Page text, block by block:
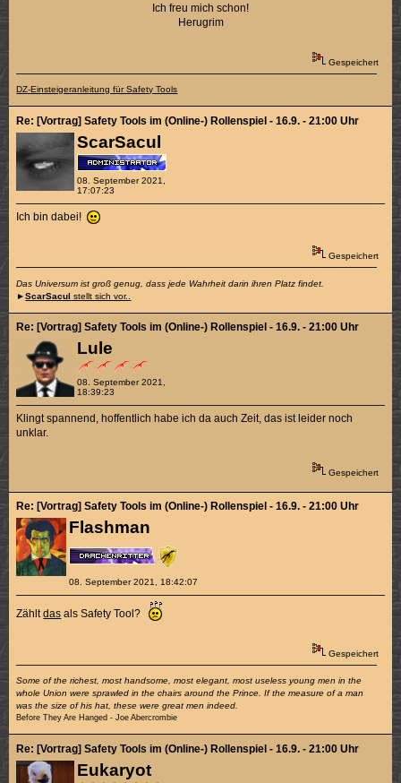
Ich freu mich schon!
Herugrim
Gespeichert
DZ-Einsteigeranleitung für Safety Tools
ScarSacul
08. September 2021,
17:07:23
Re: [Vortrag] Safety Tools im (Online-) Rollenspiel - 16.9. - 21:00 Uhr
Ich bin dabei!
Gespeichert
Das Universum ist groß genug, dass jede Wahrheit darin ihren Platz findet.
►ScarSacul stellt sich vor..
Lule
08. September 2021,
18:39:23
Re: [Vortrag] Safety Tools im (Online-) Rollenspiel - 16.9. - 21:00 Uhr
Klingt spannend, hoffentlich habe ich da auch Zeit, das ist leider noch
unklar.
Gespeichert
Flashman
08. September 2021, 18:42:07
Re: [Vortrag] Safety Tools im (Online-) Rollenspiel - 16.9. - 21:00 Uhr
Zähltdas als Safety Tool?
Gespeichert
Some of the richest, most handsome, most elegant, most useless young men in the
whole Union were sprawled in the chairs around the Prince. If the measure of a man
was the size of his hat, these were great men indeed.
Before They Are Hanged - Joe Abercrombie
Eukaryot
Re: [Vortrag] Safety Tools im (Online-) Rollenspiel - 16.9. - 21:00 Uhr